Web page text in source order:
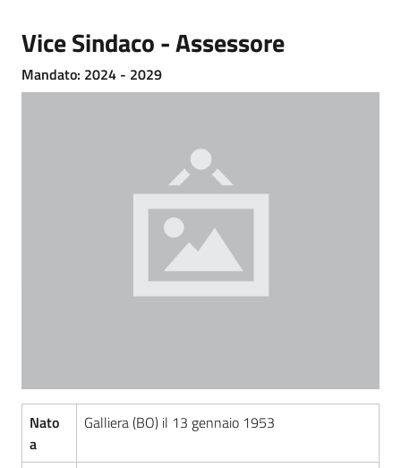
Galliera
Vice Sindaco - Assessore
Mandato: 2024 - 2029
Nato
a
Galliera (BO) il 13 gennaio 1953